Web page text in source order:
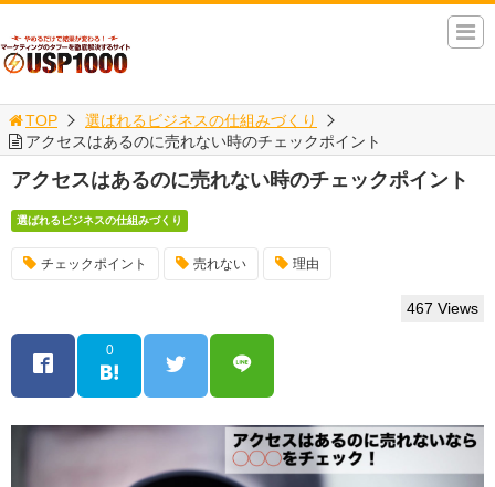
TOP
選ばれるビジネスの仕組みづくり
アクセスはあるのに売れない時のチェックポイント
アクセスはあるのに売れない時のチェックポイント
選ばれるビジネスの仕組みづくり
チェックポイント 売れない 理由
467 Views
0